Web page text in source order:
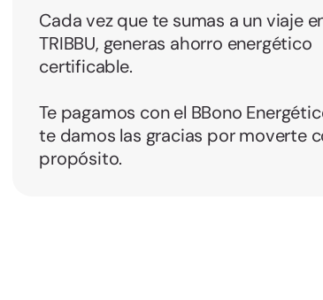
Cada vez que te sumas a un viaje
TRIBBU, generas ahorro energético
certificable.
Te pagamos con el BBono
te damos las gracias por moverte
propósito.